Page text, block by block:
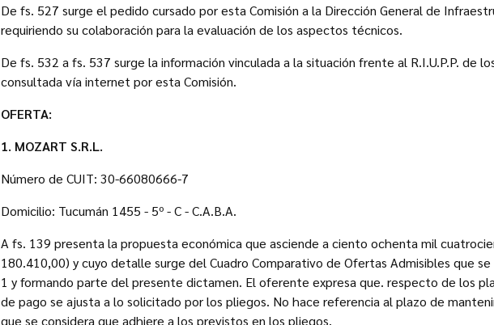
De fs. 527 surge el pedido cursado por esta Comisión a la Dirección General de
requiriendo su colaboración para la evaluación de los aspectos técnicos.
De fs. 532 a fs. 537 surge la información vinculada a la situación frente al R.I.U.P.P. de
consultada vía internet por esta Comisión.
OFERTA:
1. MOZART S.R.L.
Número de CUIT: 30-66080666-7
Domicilio: Tucumán 1455 - 5º - C - C.A.B.A.
A fs. 139 presenta la propuesta económica que asciende a ciento ochenta mil
180.410,00) y cuyo detalle surge del Cuadro Comparativo de Ofertas Admisibles que
1 y formando parte del presente dictamen. El oferente expresa que. respecto de los
de pago se ajusta a lo solicitado por los pliegos. No hace referencia al plazo de
que se considera que adhiere a los previstos en los pliegos.